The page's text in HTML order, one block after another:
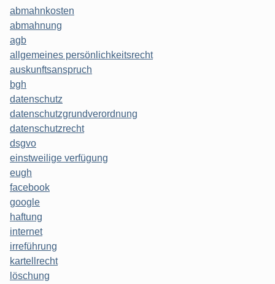
abmahnkosten
abmahnung
agb
allgemeines persönlichkeitsrecht
auskunftsanspruch
bgh
datenschutz
datenschutzgrundverordnung
datenschutzrecht
dsgvo
einstweilige verfügung
eugh
facebook
google
haftung
internet
irreführung
kartellrecht
löschung